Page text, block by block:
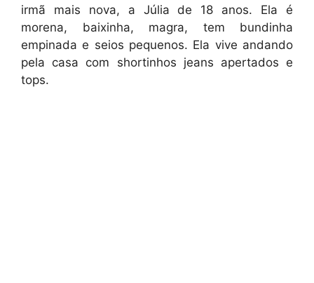
irmã mais nova, a Júlia de 18 anos. Ela é
morena, baixinha, magra, tem bundinha
empinada e seios pequenos. Ela vive andando
pela casa com shortinhos jeans apertados e
tops.